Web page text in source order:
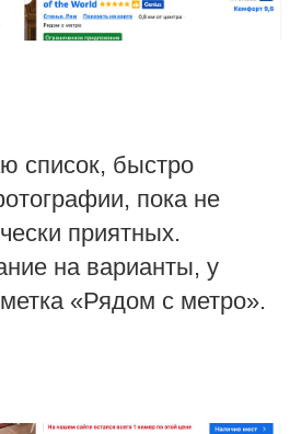
список, быстро
пока не
приятных.
на варианты, у
«Рядом с метро».